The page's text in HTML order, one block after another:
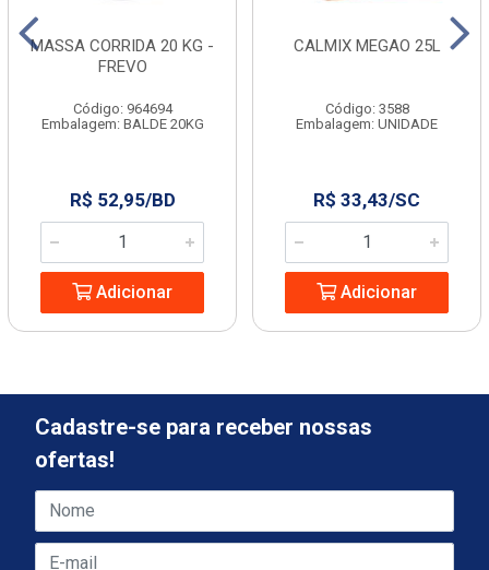
MASSA CORRIDA 20 KG -
FREVO
Código: 964694
Embalagem: BALDE 20KG
R$ 52,95/BD
Adicionar
CALMIX MEGAO 25L
Código: 3588
Embalagem: UNIDADE
R$ 33,43/SC
Adicionar
Cadastre-se para receber nossas
ofertas!